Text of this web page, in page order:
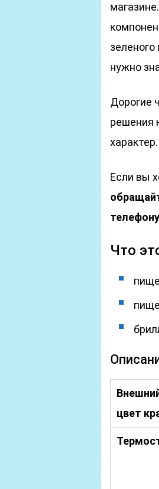
нужно
Дорогие
решения
характер.
Если вы
Что
цвет